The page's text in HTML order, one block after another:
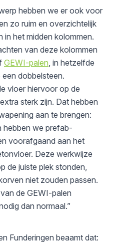
hebben we er ook voor
zo ruim en overzichtelijk
in het midden kolommen.
van deze kolommen
GEWI-palen, in hetzelfde
dobbelsteen.
vloer hiervoor op de
sterk zijn. Dat hebben
aan te brengen:
hebben we prefab-
voorafgaand aan het
Deze werkwijze
de juiste plek stonden,
niet zouden passen.
de GEWI-palen
dan normaal.”
Funderingen beaamt dat: